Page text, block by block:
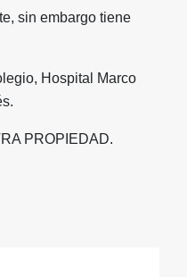
sin embargo tiene
Hospital Marco
PROPIEDAD.